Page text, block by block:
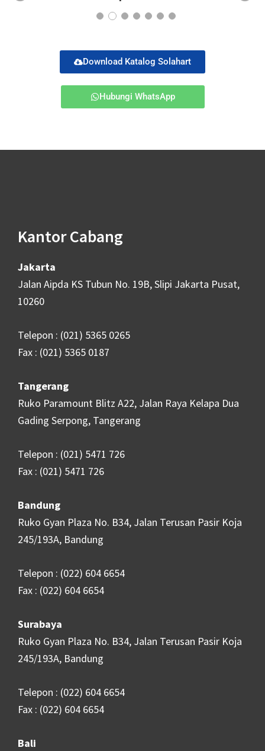
Download Katalog Solahart
Hubungi WhatsApp
Kantor Cabang
Jakarta
Jalan Aipda KS Tubun No. 19B, Slipi Jakarta Pusat,
10260
Telepon : (021) 5365 0265
Fax : (021) 5365 0187
Tangerang
Ruko Paramount Blitz A22, Jalan Raya Kelapa Dua
Gading Serpong, Tangerang
Telepon : (021) 5471 726
Fax : (021) 5471 726
Bandung
Ruko Gyan Plaza No. B34, Jalan Terusan Pasir Koja
245/193A, Bandung
Telepon : (022) 604 6654
Fax : (022) 604 6654
Surabaya
Ruko Gyan Plaza No. B34, Jalan Terusan Pasir Koja
245/193A, Bandung
Telepon : (022) 604 6654
Fax : (022) 604 6654
Bali